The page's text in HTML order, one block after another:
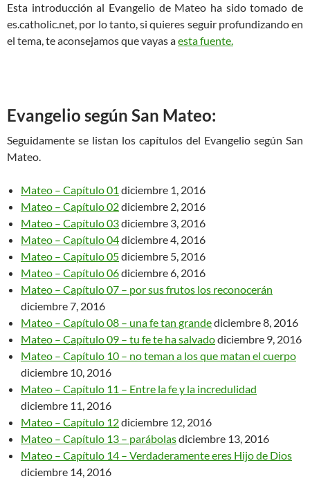
Esta introducción al Evangelio de Mateo ha sido tomado de
es.catholic.net, por lo tanto, si quieres seguir profundizando en
el tema, te aconsejamos que vayas aesta fuente.
Evangelio según San Mateo:
Seguidamente se listan los capítulos del Evangelio según San
Mateo.
Mateo – Capítulo 01 diciembre 1, 2016
Mateo – Capítulo 02diciembre 2, 2016
Mateo – Capítulo 03diciembre 3, 2016
Mateo – Capítulo 04diciembre 4, 2016
Mateo – Capítulo 05diciembre 5, 2016
Mateo – Capítulo 06diciembre 6, 2016
Mateo – Capítulo 07 – por sus frutos los reconocerán
diciembre 7, 2016
Mateo – Capítulo 08 – una fe tan grandediciembre 8, 2016
Mateo – Capítulo 09 – tu fe te ha salvadodiciembre 9, 2016
Mateo – Capítulo 10 – no teman a los que matan el cuerpo
diciembre 10, 2016
Mateo – Capítulo 11 – Entre la fe y la incredulidad
diciembre 11, 2016
Mateo – Capítulo 12diciembre 12, 2016
Mateo – Capítulo 13 – parábolasdiciembre 13, 2016
Mateo – Capítulo 14 – Verdaderamente eres Hijo de Dios
diciembre 14, 2016